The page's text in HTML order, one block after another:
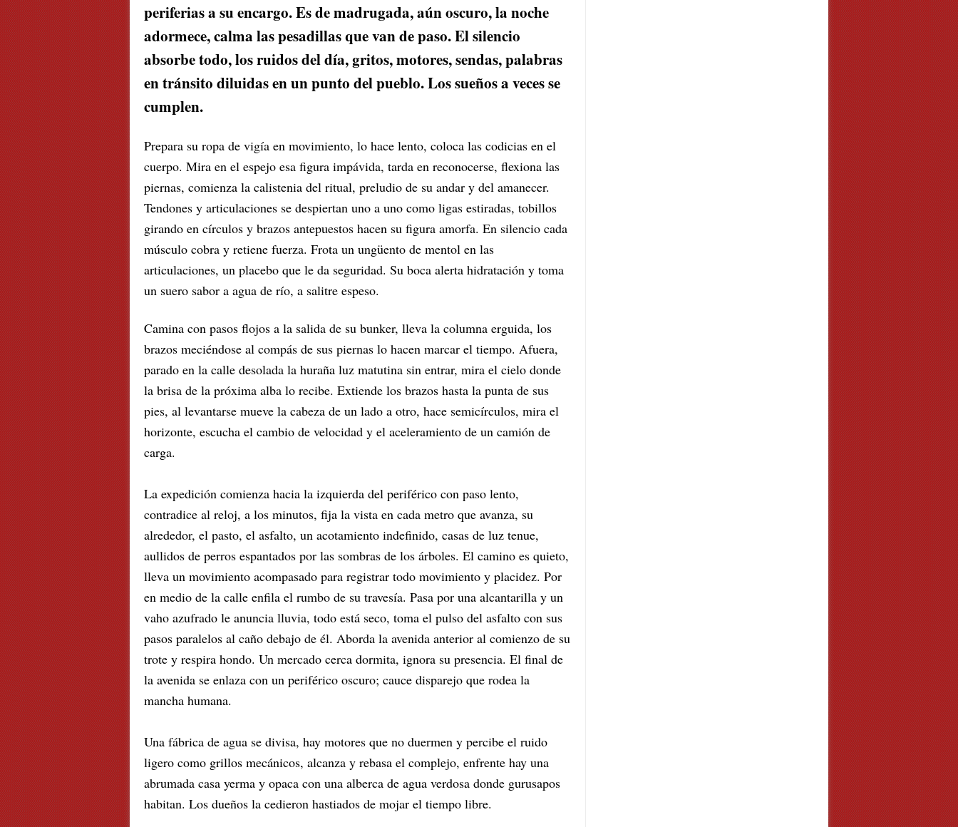
periferias a su encargo. Es de madrugada, aún oscuro, la noche
adormece, calma las pesadillas que van de paso. El silencio
absorbe todo, los ruidos del día, gritos, motores, sendas, palabras
en tránsito diluidas en un punto del pueblo. Los sueños a veces se
cumplen.
Prepara su ropa de vigía en movimiento, lo hace lento, coloca las codicias en el
cuerpo. Mira en el espejo esa figura impávida, tarda en reconocerse, flexiona las
piernas, comienza la calistenia del ritual, preludio de su andar y del amanecer.
Tendones y articulaciones se despiertan uno a uno como ligas estiradas, tobillos
girando en círculos y brazos antepuestos hacen su figura amorfa. En silencio cada
músculo cobra y retiene fuerza. Frota un ungüento de mentol en las
articulaciones, un placebo que le da seguridad. Su boca alerta hidratación y toma
un suero sabor a agua de río, a salitre espeso.
Camina con pasos flojos a la salida de su bunker, lleva la columna erguida, los
brazos meciéndose al compás de sus piernas lo hacen marcar el tiempo. Afuera,
parado en la calle desolada la huraña luz matutina sin entrar, mira el cielo donde
la brisa de la próxima alba lo recibe. Extiende los brazos hasta la punta de sus
pies, al levantarse mueve la cabeza de un lado a otro, hace semicírculos, mira el
horizonte, escucha el cambio de velocidad y el aceleramiento de un camión de
carga.
La expedición comienza hacia la izquierda del periférico con paso lento,
contradice al reloj, a los minutos, fija la vista en cada metro que avanza, su
alrededor, el pasto, el asfalto, un acotamiento indefinido, casas de luz tenue,
aullidos de perros espantados por las sombras de los árboles. El camino es quieto,
lleva un movimiento acompasado para registrar todo movimiento y placidez. Por
en medio de la calle enfila el rumbo de su travesía. Pasa por una alcantarilla y un
vaho azufrado le anuncia lluvia, todo está seco, toma el pulso del asfalto con sus
pasos paralelos al caño debajo de él. Aborda la avenida anterior al comienzo de su
trote y respira hondo. Un mercado cerca dormita, ignora su presencia. El final de
la avenida se enlaza con un periférico oscuro; cauce disparejo que rodea la
mancha humana.
Una fábrica de agua se divisa, hay motores que no duermen y percibe el ruido
ligero como grillos mecánicos, alcanza y rebasa el complejo, enfrente hay una
abrumada casa yerma y opaca con una alberca de agua verdosa donde gurusapos
habitan. Los dueños la cedieron hastiados de mojar el tiempo libre.